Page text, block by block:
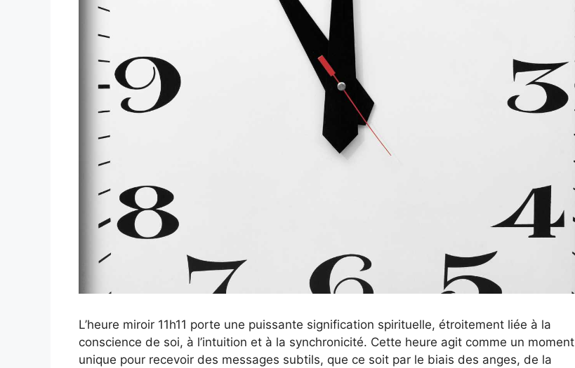
L’heure miroir 11h11 porte une puissante signification spirituelle, étroitement liée à la
conscience de soi, à l’intuition et à la synchronicité. Cette heure agit comme un moment
unique pour recevoir des messages subtils, que ce soit par le biais des anges, de la